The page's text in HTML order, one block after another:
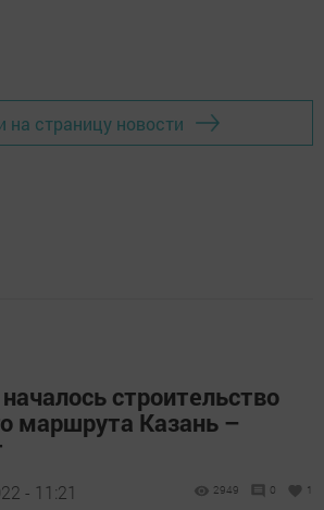
на страницу новости
строительство
маршрута Казань –
- 11:21 2949 0 1